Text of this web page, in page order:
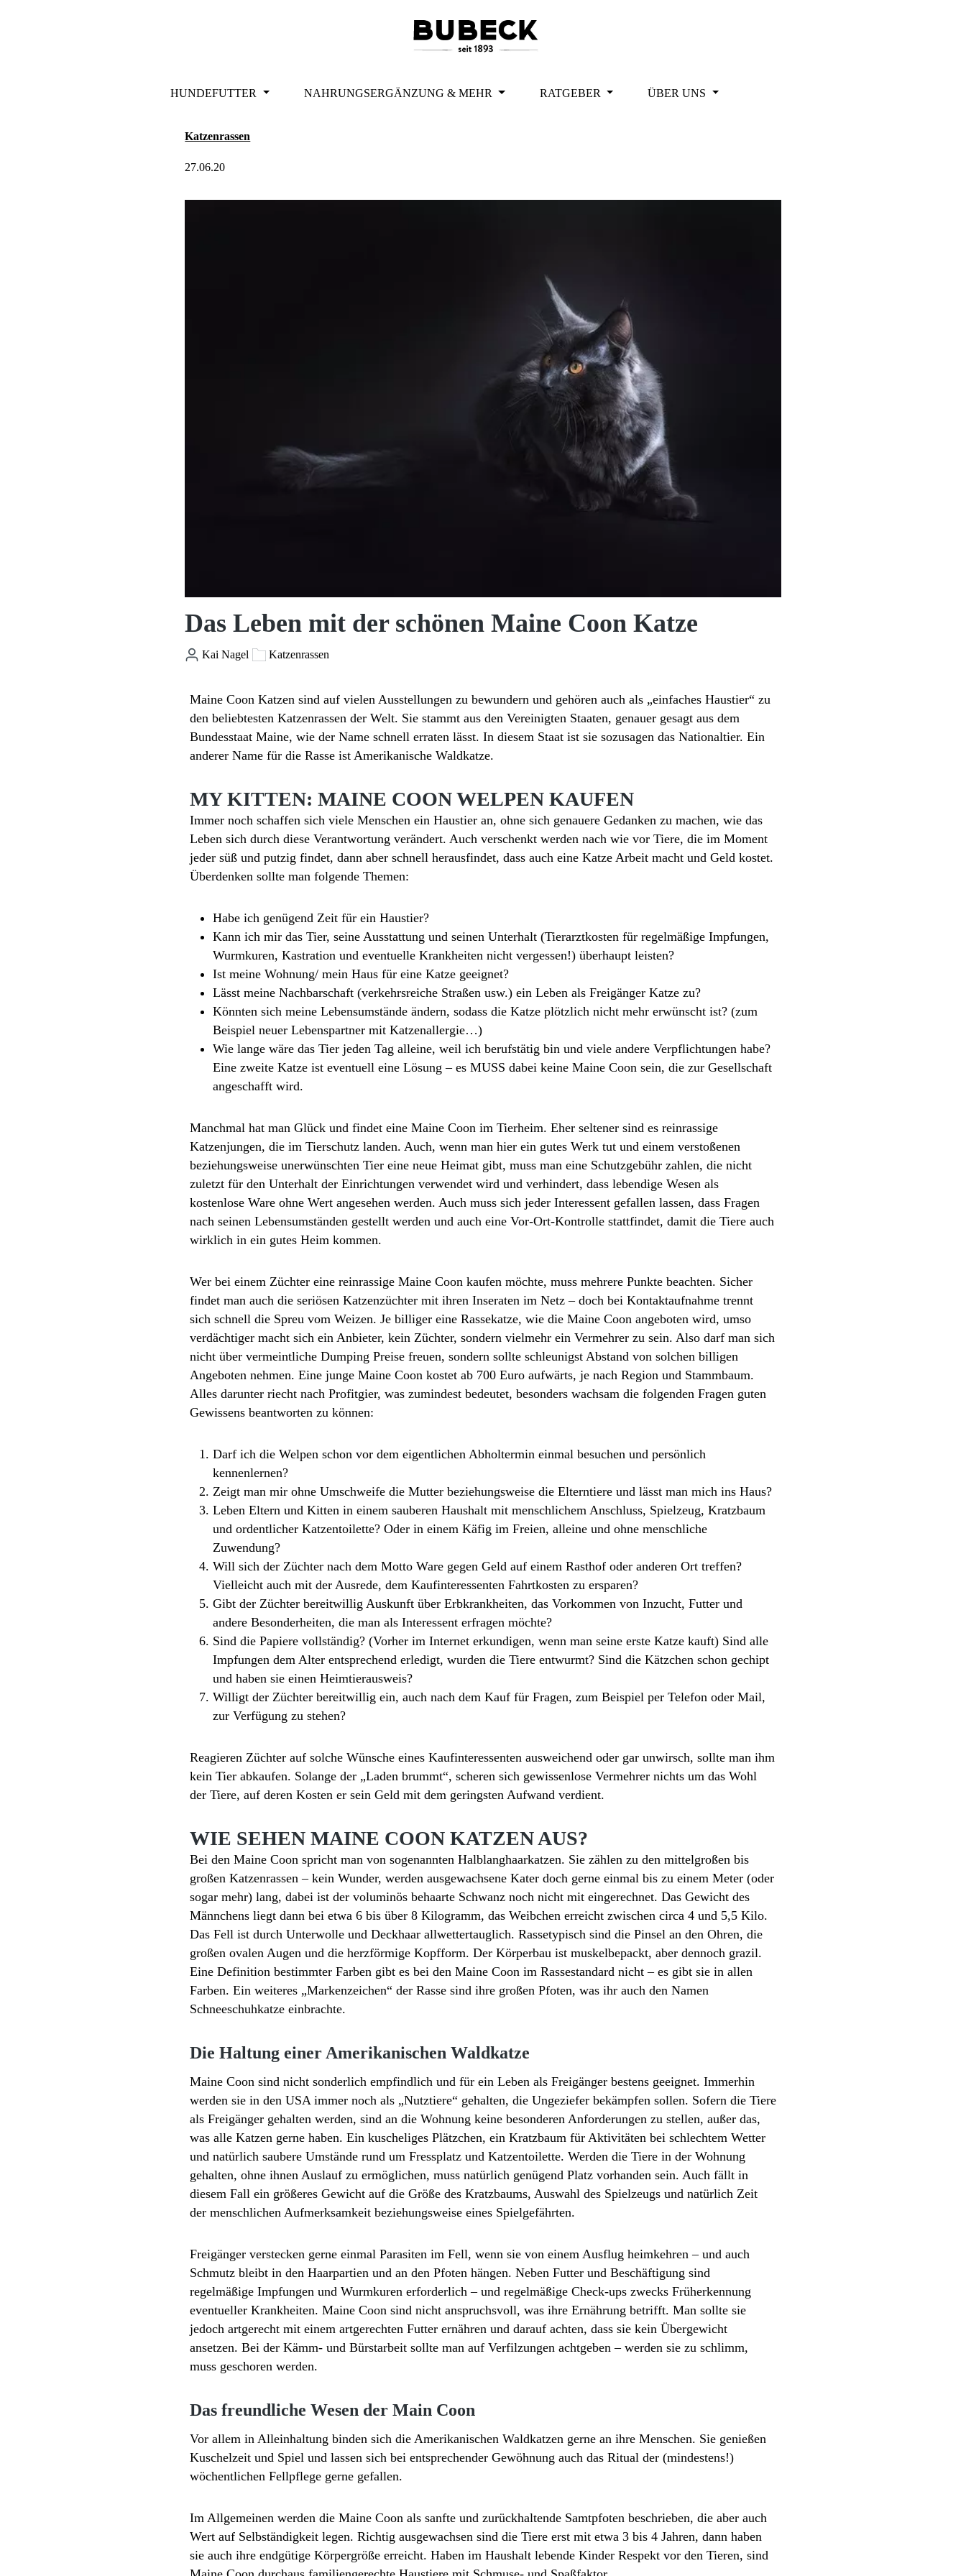
HUNDEFUTTER NAHRUNGSERGÄNZUNG & MEHR RATGEBER ÜBER UNS
Katzenrassen
27.06.20
Das Leben mit der schönen Maine Coon Katze
Kai Nagel Katzenrassen
Maine Coon Katzen sind auf vielen Ausstellungen zu bewundern und gehören auch als „einfaches Haustier“ zu
den beliebtesten Katzenrassen der Welt. Sie stammt aus den Vereinigten Staaten, genauer gesagt aus dem
Bundesstaat Maine, wie der Name schnell erraten lässt. In diesem Staat ist sie sozusagen das Nationaltier. Ein
anderer Name für die Rasse ist Amerikanische Waldkatze.
MY KITTEN: MAINE COON WELPEN KAUFEN
Immer noch schaffen sich viele Menschen ein Haustier an, ohne sich genauere Gedanken zu machen, wie das
Leben sich durch diese Verantwortung verändert. Auch verschenkt werden nach wie vor Tiere, die im Moment
jeder süß und putzig findet, dann aber schnell herausfindet, dass auch eine Katze Arbeit macht und Geld kostet.
Überdenken sollte man folgende Themen:
Habe ich genügend Zeit für ein Haustier?
Kann ich mir das Tier, seine Ausstattung und seinen Unterhalt (Tierarztkosten für regelmäßige Impfungen,
Wurmkuren, Kastration und eventuelle Krankheiten nicht vergessen!) überhaupt leisten?
Ist meine Wohnung/ mein Haus für eine Katze geeignet?
Lässt meine Nachbarschaft (verkehrsreiche Straßen usw.) ein Leben als Freigänger Katze zu?
Könnten sich meine Lebensumstände ändern, sodass die Katze plötzlich nicht mehr erwünscht ist? (zum
Beispiel neuer Lebenspartner mit Katzenallergie…)
Wie lange wäre das Tier jeden Tag alleine, weil ich berufstätig bin und viele andere Verpflichtungen habe?
Eine zweite Katze ist eventuell eine Lösung – es MUSS dabei keine Maine Coon sein, die zur Gesellschaft
angeschafft wird.
Manchmal hat man Glück und findet eine Maine Coon im Tierheim. Eher seltener sind es reinrassige
Katzenjungen, die im Tierschutz landen. Auch, wenn man hier ein gutes Werk tut und einem verstoßenen
beziehungsweise unerwünschten Tier eine neue Heimat gibt, muss man eine Schutzgebühr zahlen, die nicht
zuletzt für den Unterhalt der Einrichtungen verwendet wird und verhindert, dass lebendige Wesen als
kostenlose Ware ohne Wert angesehen werden. Auch muss sich jeder Interessent gefallen lassen, dass Fragen
nach seinen Lebensumständen gestellt werden und auch eine Vor-Ort-Kontrolle stattfindet, damit die Tiere auch
wirklich in ein gutes Heim kommen.
Wer bei einem Züchter eine reinrassige Maine Coon kaufen möchte, muss mehrere Punkte beachten. Sicher
findet man auch die seriösen Katzenzüchter mit ihren Inseraten im Netz – doch bei Kontaktaufnahme trennt
sich schnell die Spreu vom Weizen. Je billiger eine Rassekatze, wie die Maine Coon angeboten wird, umso
verdächtiger macht sich ein Anbieter, kein Züchter, sondern vielmehr ein Vermehrer zu sein. Also darf man sich
nicht über vermeintliche Dumping Preise freuen, sondern sollte schleunigst Abstand von solchen billigen
Angeboten nehmen. Eine junge Maine Coon kostet ab 700 Euro aufwärts, je nach Region und Stammbaum.
Alles darunter riecht nach Profitgier, was zumindest bedeutet, besonders wachsam die folgenden Fragen guten
Gewissens beantworten zu können:
Darf ich die Welpen schon vor dem eigentlichen Abholtermin einmal besuchen und persönlich
kennenlernen?
Zeigt man mir ohne Umschweife die Mutter beziehungsweise die Elterntiere und lässt man mich ins Haus?
Leben Eltern und Kitten in einem sauberen Haushalt mit menschlichem Anschluss, Spielzeug, Kratzbaum
und ordentlicher Katzentoilette? Oder in einem Käfig im Freien, alleine und ohne menschliche
Zuwendung?
Will sich der Züchter nach dem Motto Ware gegen Geld auf einem Rasthof oder anderen Ort treffen?
Vielleicht auch mit der Ausrede, dem Kaufinteressenten Fahrtkosten zu ersparen?
Gibt der Züchter bereitwillig Auskunft über Erbkrankheiten, das Vorkommen von Inzucht, Futter und
andere Besonderheiten, die man als Interessent erfragen möchte?
Sind die Papiere vollständig? (Vorher im Internet erkundigen, wenn man seine erste Katze kauft) Sind alle
Impfungen dem Alter entsprechend erledigt, wurden die Tiere entwurmt? Sind die Kätzchen schon gechipt
und haben sie einen Heimtierausweis?
Willigt der Züchter bereitwillig ein, auch nach dem Kauf für Fragen, zum Beispiel per Telefon oder Mail,
zur Verfügung zu stehen?
Reagieren Züchter auf solche Wünsche eines Kaufinteressenten ausweichend oder gar unwirsch, sollte man ihm
kein Tier abkaufen. Solange der „Laden brummt“, scheren sich gewissenlose Vermehrer nichts um das Wohl
der Tiere, auf deren Kosten er sein Geld mit dem geringsten Aufwand verdient.
WIE SEHEN MAINE COON KATZEN AUS?
Bei den Maine Coon spricht man von sogenannten Halblanghaarkatzen. Sie zählen zu den mittelgroßen bis
großen Katzenrassen – kein Wunder, werden ausgewachsene Kater doch gerne einmal bis zu einem Meter (oder
sogar mehr) lang, dabei ist der voluminös behaarte Schwanz noch nicht mit eingerechnet. Das Gewicht des
Männchens liegt dann bei etwa 6 bis über 8 Kilogramm, das Weibchen erreicht zwischen circa 4 und 5,5 Kilo.
Das Fell ist durch Unterwolle und Deckhaar allwettertauglich. Rassetypisch sind die Pinsel an den Ohren, die
großen ovalen Augen und die herzförmige Kopfform. Der Körperbau ist muskelbepackt, aber dennoch grazil.
Eine Definition bestimmter Farben gibt es bei den Maine Coon im Rassestandard nicht – es gibt sie in allen
Farben. Ein weiteres „Markenzeichen“ der Rasse sind ihre großen Pfoten, was ihr auch den Namen
Schneeschuhkatze einbrachte.
Die Haltung einer Amerikanischen Waldkatze
Maine Coon sind nicht sonderlich empfindlich und für ein Leben als Freigänger bestens geeignet. Immerhin
werden sie in den USA immer noch als „Nutztiere“ gehalten, die Ungeziefer bekämpfen sollen. Sofern die Tiere
als Freigänger gehalten werden, sind an die Wohnung keine besonderen Anforderungen zu stellen, außer das,
was alle Katzen gerne haben. Ein kuscheliges Plätzchen, ein Kratzbaum für Aktivitäten bei schlechtem Wetter
und natürlich saubere Umstände rund um Fressplatz und Katzentoilette. Werden die Tiere in der Wohnung
gehalten, ohne ihnen Auslauf zu ermöglichen, muss natürlich genügend Platz vorhanden sein. Auch fällt in
diesem Fall ein größeres Gewicht auf die Größe des Kratzbaums, Auswahl des Spielzeugs und natürlich Zeit
der menschlichen Aufmerksamkeit beziehungsweise eines Spielgefährten.
Freigänger verstecken gerne einmal Parasiten im Fell, wenn sie von einem Ausflug heimkehren – und auch
Schmutz bleibt in den Haarpartien und an den Pfoten hängen. Neben Futter und Beschäftigung sind
regelmäßige Impfungen und Wurmkuren erforderlich – und regelmäßige Check-ups zwecks Früherkennung
eventueller Krankheiten. Maine Coon sind nicht anspruchsvoll, was ihre Ernährung betrifft. Man sollte sie
jedoch artgerecht mit einem artgerechten Futter ernähren und darauf achten, dass sie kein Übergewicht
ansetzen. Bei der Kämm- und Bürstarbeit sollte man auf Verfilzungen achtgeben – werden sie zu schlimm,
muss geschoren werden.
Das freundliche Wesen der Main Coon
Vor allem in Alleinhaltung binden sich die Amerikanischen Waldkatzen gerne an ihre Menschen. Sie genießen
Kuschelzeit und Spiel und lassen sich bei entsprechender Gewöhnung auch das Ritual der (mindestens!)
wöchentlichen Fellpflege gerne gefallen.
Im Allgemeinen werden die Maine Coon als sanfte und zurückhaltende Samtpfoten beschrieben, die aber auch
Wert auf Selbständigkeit legen. Richtig ausgewachsen sind die Tiere erst mit etwa 3 bis 4 Jahren, dann haben
sie auch ihre endgütige Körpergröße erreicht. Haben im Haushalt lebende Kinder Respekt vor den Tieren, sind